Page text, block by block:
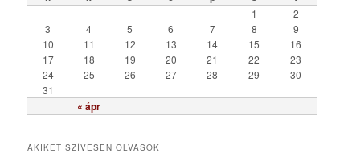
r
« ápr
1
2
3
4 5 6 7 8
9
10
11 12 13 14 15
16
17
18 19 20 21 22
23
24
25 26 27 28 29
30
31
AKIKET SZÍVESEN OLVASOK